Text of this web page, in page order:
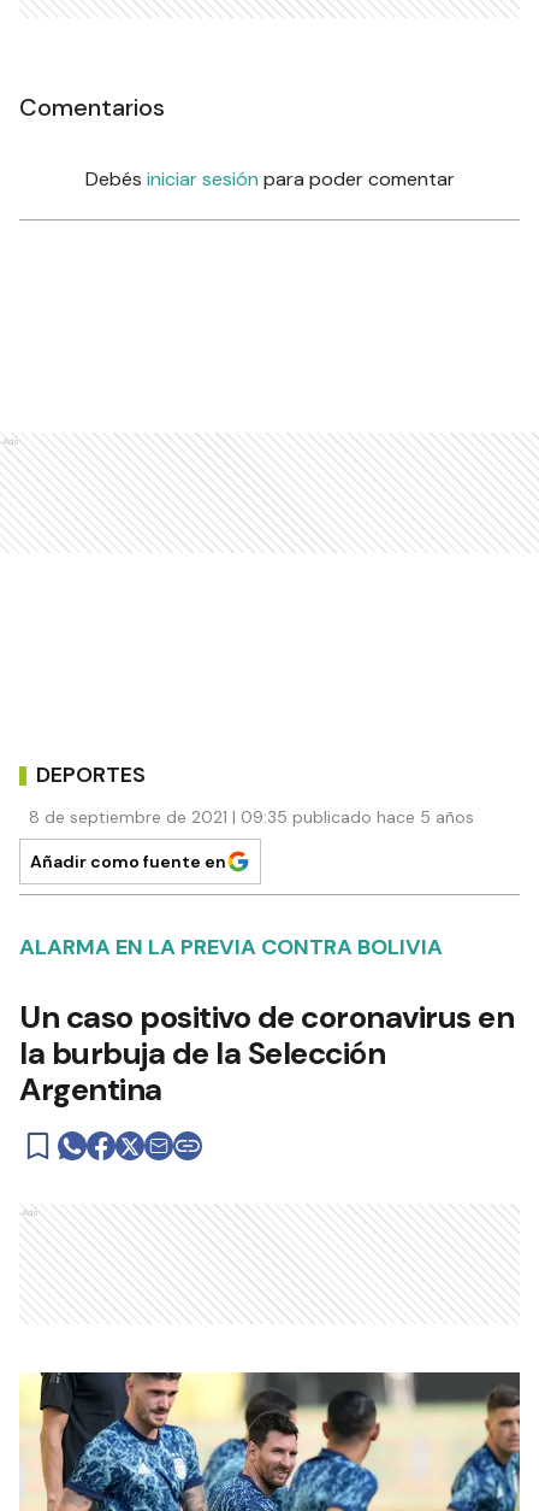
Comentarios
Debés iniciar sesión para poder comentar
Ads
DEPORTES
8 de septiembre de 2021 | 09:35 publicado hace 5 años
Añadir como fuente en
ALARMA EN LA PREVIA CONTRA BOLIVIA
Un caso positivo de coronavirus en
la burbuja de la Selección
Argentina
Ads